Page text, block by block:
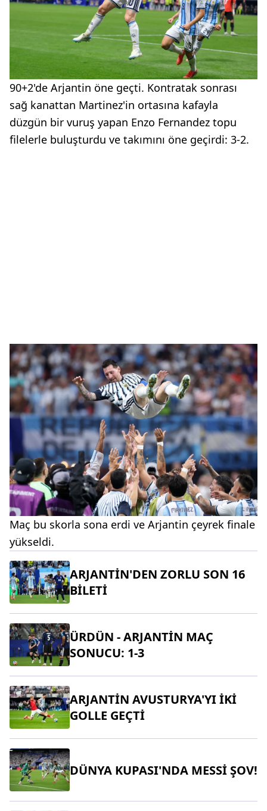
90+2'de Arjantin öne geçti. Kontratak sonrası
sağ kanattan Martinez'in ortasına kafayla
düzgün bir vuruş yapan Enzo Fernandez topu
filelerle buluşturdu ve takımını öne geçirdi: 3-2.
Maç bu skorla sona erdi ve Arjantin çeyrek finale
yükseldi.
ARJANTİN'DEN ZORLU SON 16
BİLETİ
ÜRDÜN - ARJANTİN MAÇ
SONUCU: 1-3
ARJANTİN AVUSTURYA'YI İKİ
GOLLE GEÇTİ
DÜNYA KUPASI'NDA MESSİ ŞOV!